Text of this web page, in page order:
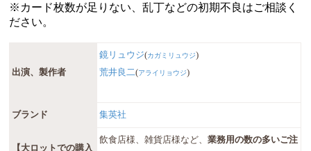
※カード枚数が足りない、乱丁などの初期不良はご相談く
ださい。
出演、製作者
鏡リュウジ(カガミリュウジ)
荒井良二(アライリョウジ)
ブランド 集英社
【大ロットでの購入
飲食店様、雑貨店様など、業務用の数の多いご注